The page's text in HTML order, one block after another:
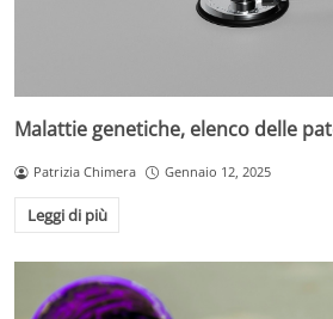
Malattie genetiche, elenco delle
Patrizia Chimera Gennaio 12, 2025
Leggi di più